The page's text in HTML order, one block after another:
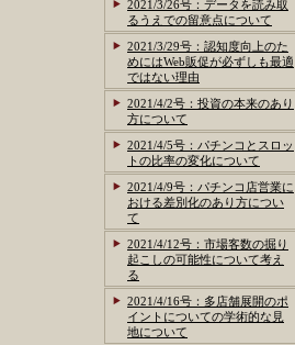
2021/3/26号：データを読み取
るうえでの留意点について
2021/3/29号：認知度向上のた
めにはWeb販促が必ずしも最適
ではない理由
2021/4/2号：投資の本来のあり
方について
2021/4/5号：パチンコとスロッ
トの比率の変化について
2021/4/9号：パチンコ店営業に
おける差別化のあり方につい
て
2021/4/12号：市場客数の掘り
起こしの可能性について考え
る
2021/4/16号：多店舗展開のポ
イントについての学術的な見
地について